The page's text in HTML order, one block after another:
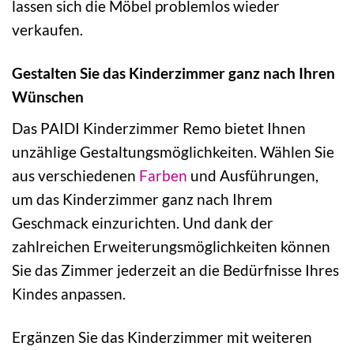
lassen sich die Möbel problemlos wieder
verkaufen.
Gestalten Sie das Kinderzimmer ganz nach Ihren
Wünschen
Das PAIDI Kinderzimmer Remo bietet Ihnen
unzählige Gestaltungsmöglichkeiten. Wählen Sie
aus verschiedenen Farben und Ausführungen,
um das Kinderzimmer ganz nach Ihrem
Geschmack einzurichten. Und dank der
zahlreichen Erweiterungsmöglichkeiten können
Sie das Zimmer jederzeit an die Bedürfnisse Ihres
Kindes anpassen.
Ergänzen Sie das Kinderzimmer mit weiteren